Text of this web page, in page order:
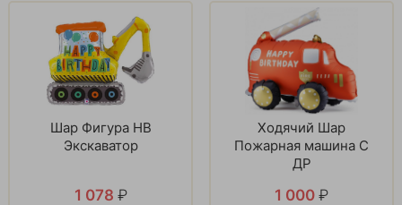
Шар Фигура HB
Экскаватор
1 078 ₽
Ходячий Шар
Пожарная машина С
ДР
1 000 ₽